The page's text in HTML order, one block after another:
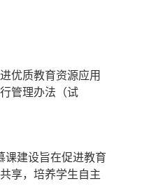
优质教育资源应用
管理办法（试
建设旨在促进教育